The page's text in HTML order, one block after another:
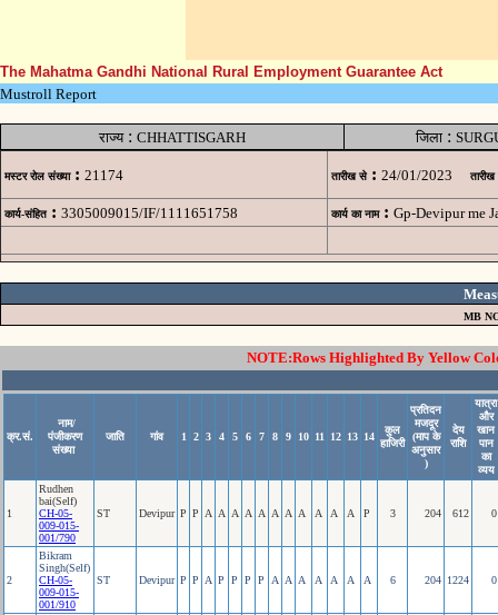
The Mahatma Gandhi National Rural Employment Guarantee Act
Mustroll Report
राज्य: CHHATTISGARH जिला:
मस्टर रोल संख्या : 21174 तारीख से : 24/01/2023 तारीख
कार्य-संहित : 3305009015/IF/1111651758 कार्य का नाम : Gp-Devipur me
MB
NOTE:Rows Highlighted By Yellow
क्र.सं.
नाम/
पंजीकरण
संख्या
जाति गांव 1 2 3 4 5 6 7 8 9 10 11 12 13 14
कुल
हाजिरी
प्रतिदन
मजदूर
(माप के
अनुसार
)
देय
राशि
यात्रा
और
खान
पान
का
व्यय
1
Rudhen
bai(Self)
CH-05-
009-015-
001/790
ST Devipur P P A A A A A A A A A A A P 3 204 612 0
2
Bikram
Singh(Self)
CH-05-
009-015-
001/910
ST Devipur P P A P P P P A A A A A A A 6 204 1224 0